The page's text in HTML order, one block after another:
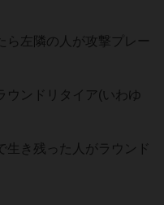
ら左隣の人が攻撃プレー
ウンドリタイア(いわゆ
生き残った人がラウンド